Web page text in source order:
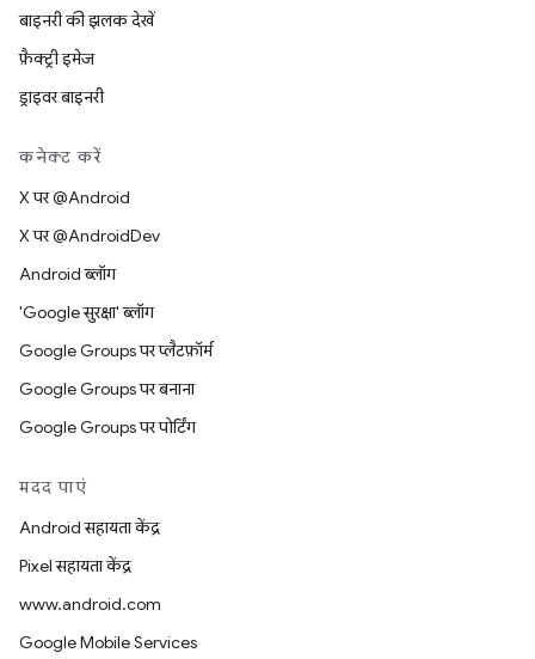
बाइनरी की झलक देखें
फ़ैक्ट्री इमेज
ड्राइवर बाइनरी
कनेक्ट करें
X पर @Android
X पर @AndroidDev
Android ब्लॉग
'Google सुरक्षा' ब्लॉग
Google Groups पर प्लैटफ़ॉर्म
Google Groups पर बनाना
Google Groups पर पोर्टिंग
मदद पाएं
Android सहायता केंद्र
Pixel सहायता केंद्र
www.android.com
Google Mobile Services